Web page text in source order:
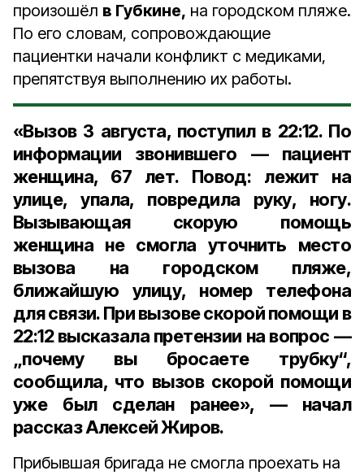
произошёл в Губкине, на городском пляже.
По его словам, сопровождающие
пациентки начали конфликт с медиками,
препятствуя выполнению их работы.
«Вызов 3 августа, поступил в 22:12. По
информации звонившего — пациент
женщина, 67 лет. Повод: лежит на
улице, упала, повредила руку, ногу.
Вызывающая скорую помощь
женщина не смогла уточнить место
вызова на городском пляже,
ближайшую улицу, номер телефона
для связи. При вызове скорой помощи в
22:12 высказала претензии на вопрос —
„почему вы бросаете трубку“,
сообщила, что вызов скорой помощи
уже был сделан ранее», — начал
рассказ Алексей Жиров.
Прибывшая бригада не смогла проехать на